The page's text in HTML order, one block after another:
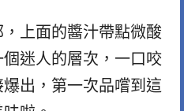
上面的醬汁帶點微酸
迷人的層次，一口咬
出，第一次品嚐到這